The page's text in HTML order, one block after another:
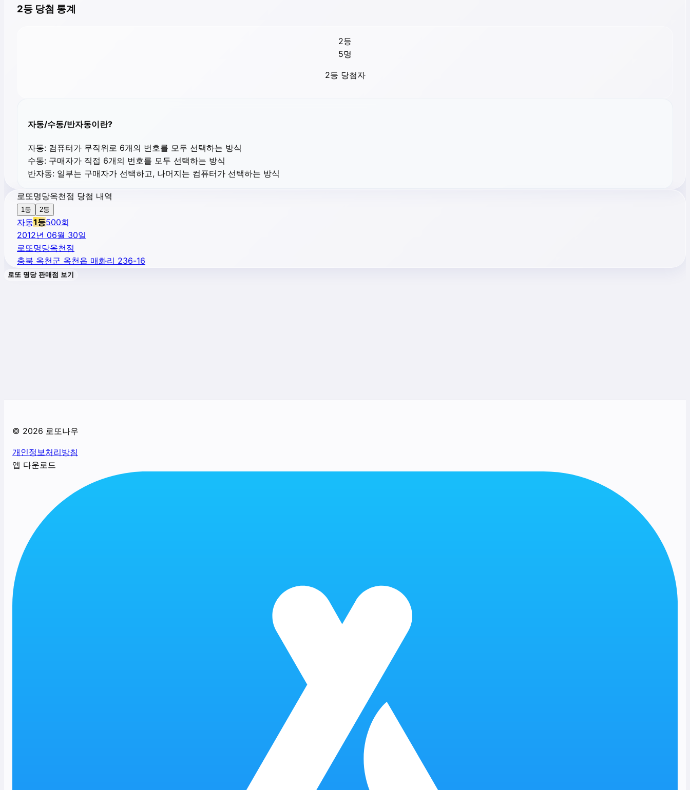
2등 당첨 통계
2등
5명
2등 당첨자
자동/수동/반자동이란?
자동: 컴퓨터가 무작위로 6개의 번호를 모두 선택하는 방식
수동: 구매자가 직접 6개의 번호를 모두 선택하는 방식
반자동: 일부는 구매자가 선택하고, 나머지는 컴퓨터가 선택하는 방식
로또명당옥천점 당첨 내역
1등 2등
자동1등500회
2012년 06월 30일
로또명당옥천점
충북 옥천군 옥천읍 매화리 236-16
로또 명당 판매점 보기
© 2026 로또나우
개인정보처리방침
앱 다운로드